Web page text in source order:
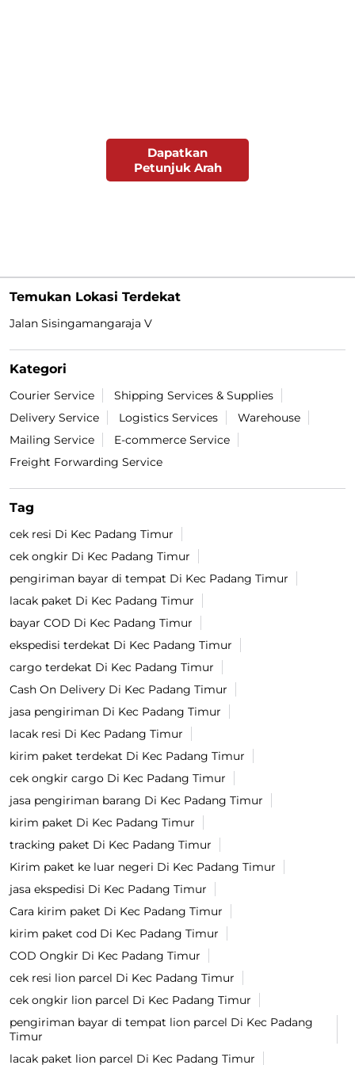
Dapatkan
Petunjuk Arah
Temukan Lokasi Terdekat
Jalan Sisingamangaraja V
Kategori
Courier Service
Shipping Services & Supplies
Delivery Service
Logistics Services
Warehouse
Mailing Service
E-commerce Service
Freight Forwarding Service
Tag
cek resi Di Kec Padang Timur
cek ongkir Di Kec Padang Timur
pengiriman bayar di tempat Di Kec Padang Timur
lacak paket Di Kec Padang Timur
bayar COD Di Kec Padang Timur
ekspedisi terdekat Di Kec Padang Timur
cargo terdekat Di Kec Padang Timur
Cash On Delivery Di Kec Padang Timur
jasa pengiriman Di Kec Padang Timur
lacak resi Di Kec Padang Timur
kirim paket terdekat Di Kec Padang Timur
cek ongkir cargo Di Kec Padang Timur
jasa pengiriman barang Di Kec Padang Timur
kirim paket Di Kec Padang Timur
tracking paket Di Kec Padang Timur
Kirim paket ke luar negeri Di Kec Padang Timur
jasa ekspedisi Di Kec Padang Timur
Cara kirim paket Di Kec Padang Timur
kirim paket cod Di Kec Padang Timur
COD Ongkir Di Kec Padang Timur
cek resi lion parcel Di Kec Padang Timur
cek ongkir lion parcel Di Kec Padang Timur
pengiriman bayar di tempat lion parcel Di Kec Padang
Timur
lacak paket lion parcel Di Kec Padang Timur